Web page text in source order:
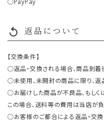
replay 返品について
【交換条件】
○返品・交換される場合、商品到着
○未使用、未開封の商品に限り、返
○お届けした商品が不良品、もしく
この場合、送料等の費用は当店が負
○お客様のご都合による返品・交